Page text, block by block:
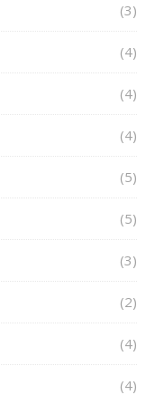
(3)
(4)
(4)
(4)
(5)
(5)
(3)
(2)
(4)
(4)